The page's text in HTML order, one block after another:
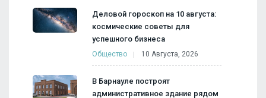
Деловой гороскоп на 10 августа:
космические советы для
успешного бизнеса
Общество 10 Августа, 2026
В Барнауле построят
административное здание рядом